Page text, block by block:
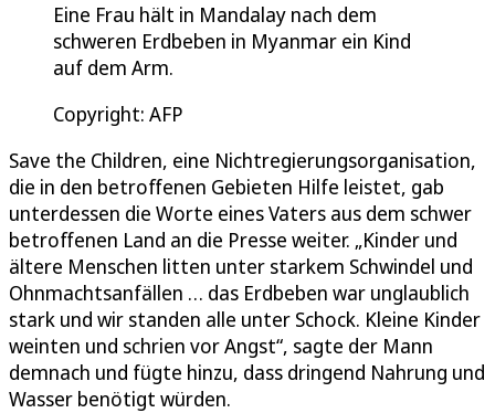
Eine Frau hält in Mandalay nach dem
schweren Erdbeben in Myanmar ein Kind
auf dem Arm.
Copyright: AFP
Save the Children, eine Nichtregierungsorganisation,
die in den betroffenen Gebieten Hilfe leistet, gab
unterdessen die Worte eines Vaters aus dem schwer
betroffenen Land an die Presse weiter. „Kinder und
ältere Menschen litten unter starkem Schwindel und
Ohnmachtsanfällen … das Erdbeben war unglaublich
stark und wir standen alle unter Schock. Kleine Kinder
weinten und schrien vor Angst“, sagte der Mann
demnach und fügte hinzu, dass dringend Nahrung und
Wasser benötigt würden.